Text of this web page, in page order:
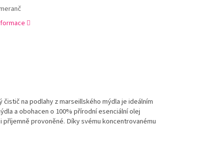
na podlahy z marseillského mýdla je ideálním
a obohacen o 100% přírodní esenciální olej
provoněné. Díky svému koncentrovanému